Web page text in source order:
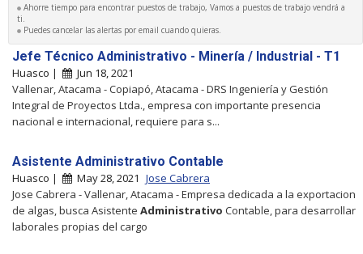
Ahorre tiempo para encontrar puestos de trabajo, Vamos a puestos de trabajo vendrá a
ti.
Puedes cancelar las alertas por email cuando quieras.
Jefe Técnico Administrativo - Minería / Industrial - T1
Huasco |
Jun 18, 2021
Vallenar, Atacama - Copiapó, Atacama - DRS Ingeniería y Gestión
Integral de Proyectos Ltda., empresa con importante presencia
nacional e internacional, requiere para s...
Asistente Administrativo Contable
Huasco | May 28, 2021 Jose Cabrera
Jose Cabrera - Vallenar, Atacama - Empresa dedicada a la exportacion
de algas, busca Asistente Administrativo Contable, para desarrollar
laborales propias del cargo